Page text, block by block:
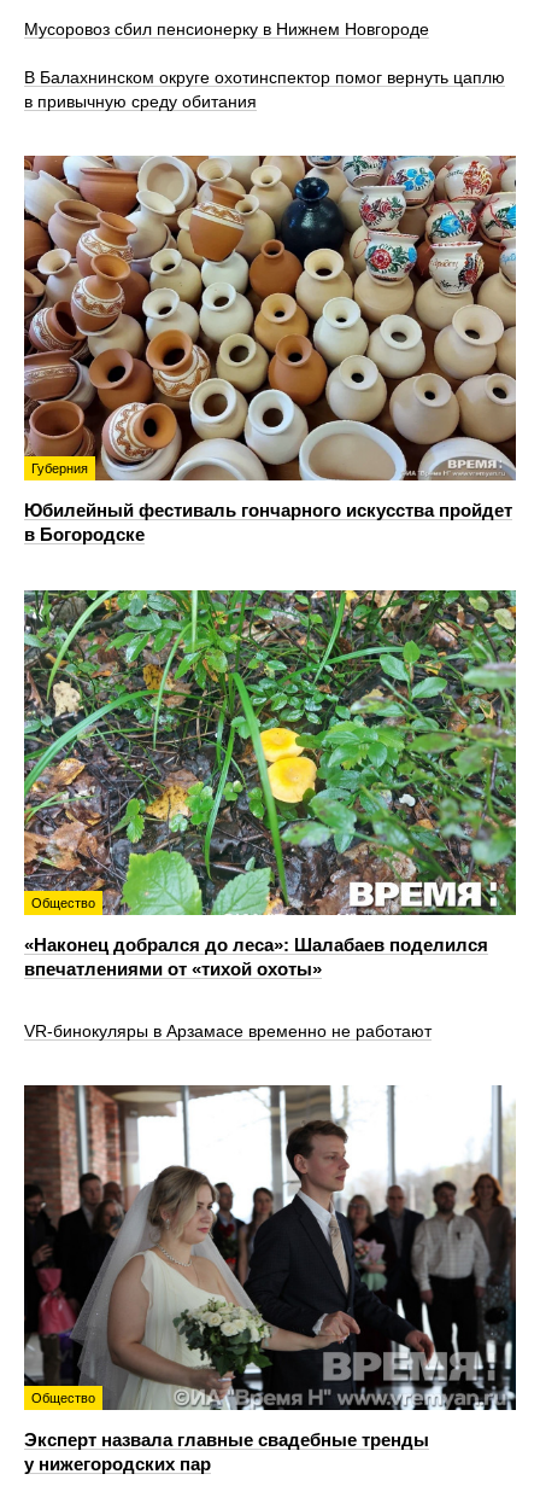
Мусоровоз сбил пенсионерку в Нижнем Новгороде
В Балахнинском округе охотинспектор помог вернуть цаплю
в привычную среду обитания
Губерния
Юбилейный фестиваль гончарного искусства пройдет
в Богородске
Общество
«Наконец добрался до леса»: Шалабаев поделился
впечатлениями от «тихой охоты»
VR‑бинокуляры в Арзамасе временно не работают
Общество
Эксперт назвала главные свадебные тренды
у нижегородских пар